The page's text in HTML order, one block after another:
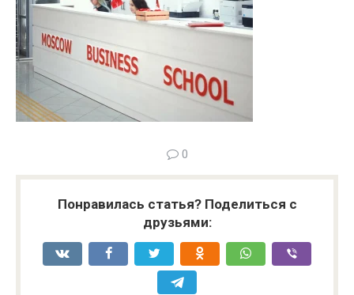
0
Понравилась статья? Поделиться с
друзьями: